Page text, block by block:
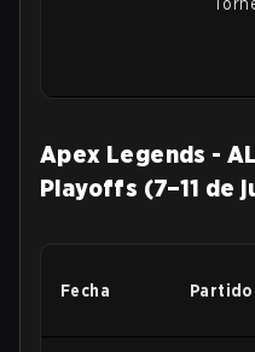
Apex Legends -
Playoffs (7–11 de
Fecha Partido